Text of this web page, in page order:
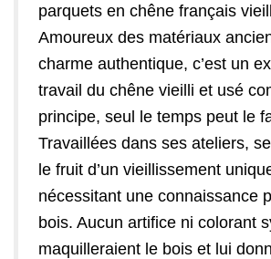
parquets en chêne français
Amoureux des matériaux
charme authentique, c’est un
travail du chêne vieilli et usé
principe, seul le temps peut le
Travaillées dans ses ateliers,
le fruit d’un vieillissement
nécessitant une connaissance
bois. Aucun artifice ni colorant
maquilleraient le bois et lui